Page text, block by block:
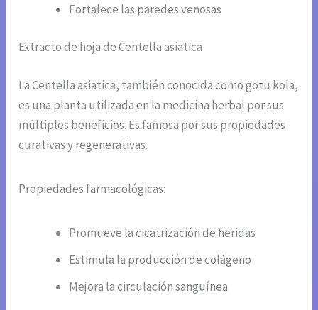
Fortalece las paredes venosas
Extracto de hoja de Centella asiatica
La Centella asiatica, también conocida como gotu kola,
es una planta utilizada en la medicina herbal por sus
múltiples beneficios. Es famosa por sus propiedades
curativas y regenerativas.
Propiedades farmacológicas:
Promueve la cicatrización de heridas
Estimula la producción de colágeno
Mejora la circulación sanguínea